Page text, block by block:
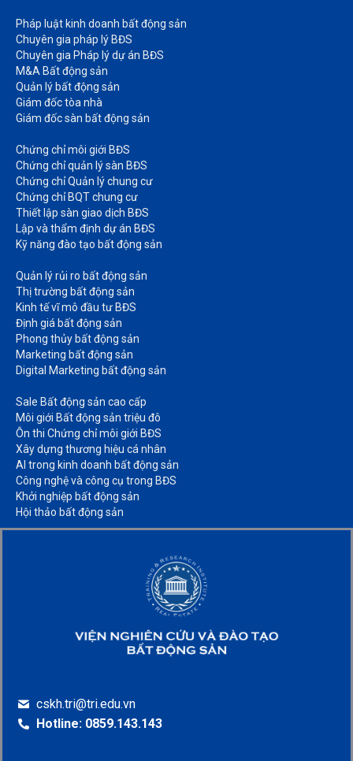
Pháp luật kinh doanh bất động sản​
Chuyên gia pháp lý BĐS
Chuyên gia Pháp lý dự án BĐS
M&A Bất động sản​
Quản lý bất động sản
Giám đốc tòa nhà​
Giám đốc sàn bất động sản
Chứng chỉ môi giới BĐS​
Chứng chỉ quản lý sàn BĐS
Chứng chỉ Quản lý chung cư​
Chứng chỉ BQT chung cư​
Thiết lập sàn giao dịch BĐS​
Lập và thẩm định dự án BĐS​
Kỹ năng đào tạo bất động sản​
Quản lý rủi ro bất động sản​
Thị trường bất động sản​
Kinh tế vĩ mô đầu tư BĐS​
Định giá bất động sản​
Phong thủy bất động sản​
Marketing bất động sản​
Digital Marketing bất động sản​
Sale Bất động sản cao cấp​
Môi giới Bất động sản triệu đô​
Ôn thi Chứng chỉ môi giới BĐS​
Xây dựng thương hiệu cá nhân​
AI trong kinh doanh bất động sản​
Công nghệ và công cụ trong BĐS​
Khởi nghiệp bất động sản​
Hội thảo bất động sản​
cskh.tri@tri.edu.vn
Hotline: 0859.143.143